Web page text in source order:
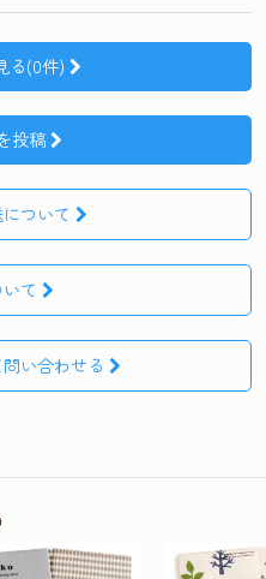
る(0件)
投稿
ついて
て
い合わせる